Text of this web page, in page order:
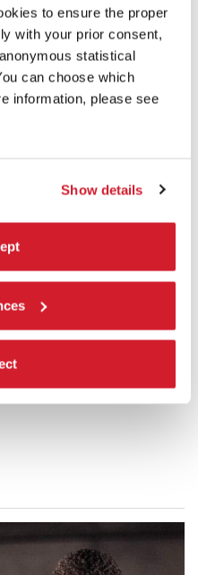
to ensure the proper
with your prior consent,
statistical
can choose which
information, please see
Show details
d'argento, i danzatori si
a toccare il cuore degli
a ciò che vedono.